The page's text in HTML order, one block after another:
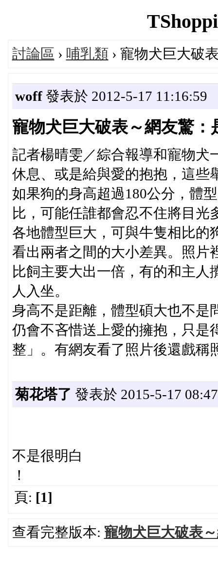
討論區 › 哺乳類 › 寵物犬巨大破
woff發表於 2012-5-17 11:16:59
寵物犬巨大破表～網友驚
記者楊晴雯／綜合報導和寵物犬
休息、或是給與愛的抱抱，這些
如果狗的身高超過180公分，體
比，可能任誰都會忍不住將目光
各地體型巨大，可與牛隻相比的
看出兩者之間的大小差異。照片
比飼主要大出一倍，有的和主
人入坐。
身高不是距離，體型碩大也不是
仍會不吝惜送上愛的擁抱，只是
整」。有網友看了照片後還戲稱
菊花塔了 發表於 2015-5-17
不是很明白
！
頁: [1]
查看完整版本: 寵物犬巨大破表